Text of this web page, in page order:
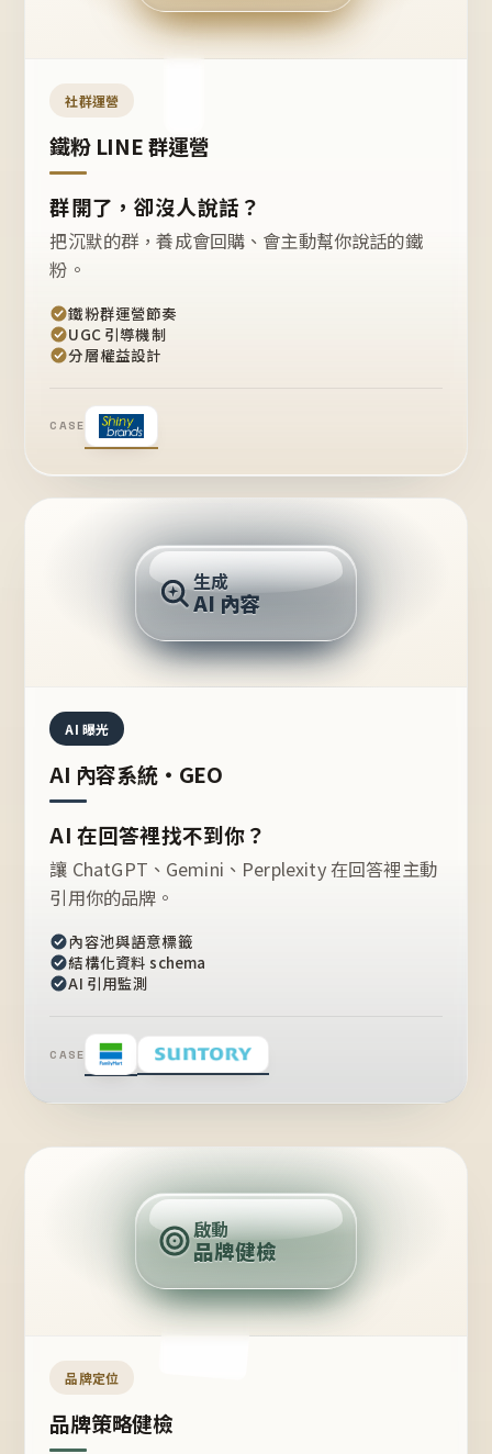
開團
嗎？
社群運營
鐵粉 LINE 群運營
群開了，卻沒人說話？
把沉默的群，養成會回購、會主動幫你說話的鐵
粉。
鐵粉群運營節奏
UGC 引導機制
分層權益設計
CASE
推薦的台灣品牌？
生成
AI 內容
AI 曝光
AI 內容系統・GEO
AI 在回答裡找不到你？
讓 ChatGPT、Gemini、Perplexity 在回答裡主動
引用你的品牌。
內容池與語意標籤
結構化資料 schema
AI 引用監測
CASE
定
位
點
啟動
品牌健檢
品牌定位
品牌策略健檢